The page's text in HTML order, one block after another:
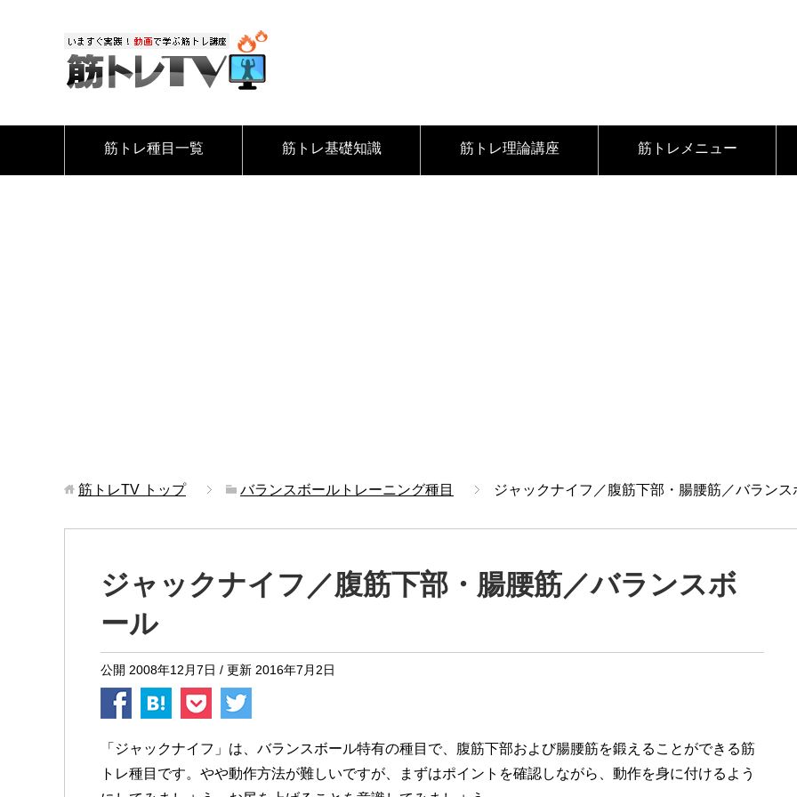
筋トレ種目一覧 筋トレ基礎知識 筋トレ理論講座 筋トレメニュー
筋トレTV トップ バランスボールトレーニング種目 ジャックナイフ／腹筋下部・腸腰筋／バランス
ジャックナイフ／腹筋下部・腸腰筋／バランスボ
ール
公開 2008年12月7日 / 更新 2016年7月2日
「ジャックナイフ」は、バランスボール特有の種目で、腹筋下部および腸腰筋を鍛えることができる筋
トレ種目です。やや動作方法が難しいですが、まずはポイントを確認しながら、動作を身に付けるよう